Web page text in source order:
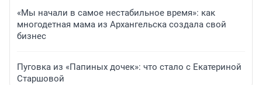
«Мы начали в самое нестабильное время»: как
многодетная мама из Архангельска создала свой
бизнес
Пуговка из «Папиных дочек»: что стало с Екатериной
Старшовой